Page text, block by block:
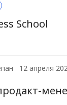
School
12 апреля